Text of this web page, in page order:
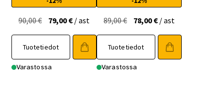
90,00€ Alkuperäinen
hinta
oli:
90,00 €.
79,00€Nykyinen
hinta
on:
79,00 €.
/ ast
Tuotetiedot
Varastossa
89,00€ Alkuperäinen
hinta
oli:
89,00 €.
78,00€Nykyinen
hinta
on:
78,00 €.
/ ast
Tuotetiedot
Varastossa